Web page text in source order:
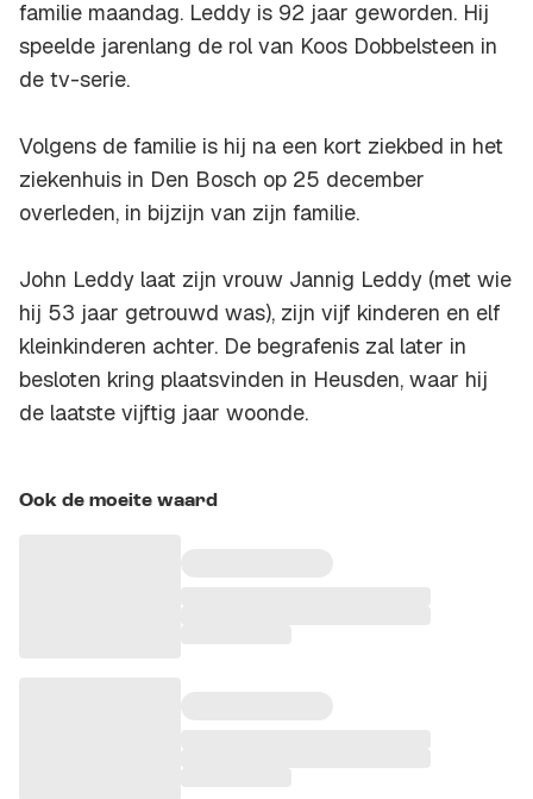
familie maandag. Leddy is 92 jaar geworden. Hij
speelde jarenlang de rol van Koos Dobbelsteen in
de tv-serie.
Volgens de familie is hij na een kort ziekbed in het
ziekenhuis in Den Bosch op 25 december
overleden, in bijzijn van zijn familie.
John Leddy laat zijn vrouw Jannig Leddy (met wie
hij 53 jaar getrouwd was), zijn vijf kinderen en elf
kleinkinderen achter. De begrafenis zal later in
besloten kring plaatsvinden in Heusden, waar hij
de laatste vijftig jaar woonde.
Ook de moeite waard